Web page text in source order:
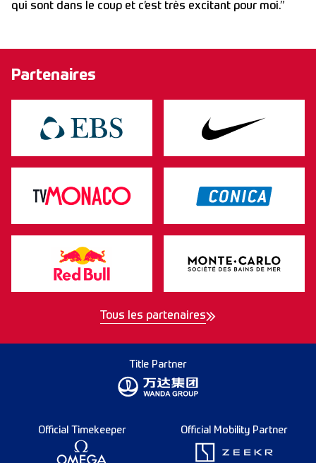
qui sont dans le coup et c’est très excitant pour moi.”
Partenaires
Tous les partenaires
Title Partner
Official Timekeeper Official Mobility Partner